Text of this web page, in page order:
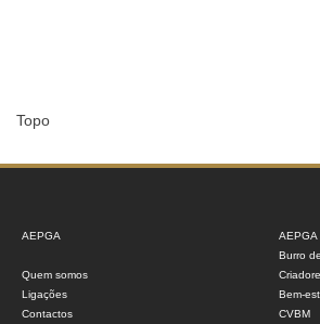
Topo
AEPGA
Quem somos
Ligações
Contactos
AEPGA
Burro
Bem-
CVBM